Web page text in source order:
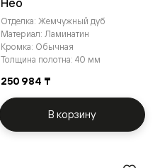
Нео
Отделка: Жемчужный дуб
Материал: Ламинатин
Кромка: Обычная
Толщина полотна: 40 мм
250 984 ₸
В корзину